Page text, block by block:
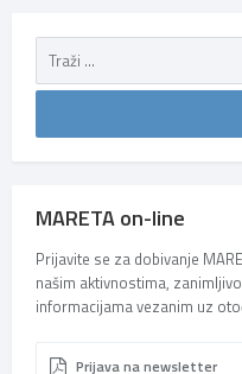
MARETA on-line
Prijavite se za dobivanje
našim aktivnostima,
informacijama vezanim uz
Prijava na newsletter